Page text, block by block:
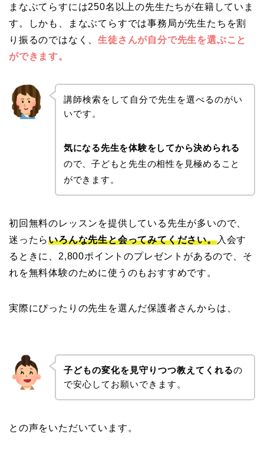
まなぶてらすには250名以上の先生たちが在籍していま
す。しかも、まなぶてらすでは事務局が先生たちを割
り振るのではなく、生徒さんが自分で先生を選ぶこと
ができます。
講師検索をして自分で先生を選べるのがい
いです。
気になる先生を体験をしてから決められる
ので、子どもと先生の相性を見極めること
ができます。
初回無料のレッスンを提供している先生が多いので、
迷ったらいろんな先生と会ってみてください。入会す
るときに、2,800ポイントのプレゼントがあるので、そ
れを無料体験のために使うのもおすすめです。
実際にぴったりの先生を選んだ保護者さんからは、
子どもの変化を見守りつつ教えてくれるの
で安心してお願いできます。
との声をいただいています。